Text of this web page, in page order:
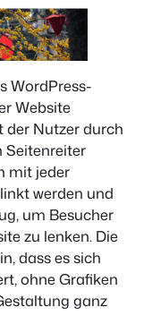
WordPress-
Website
der Nutzer durch
Seitenreiter
mit jeder
werden und
um Besucher
zu lenken. Die
dass es sich
ohne Grafiken
ganz